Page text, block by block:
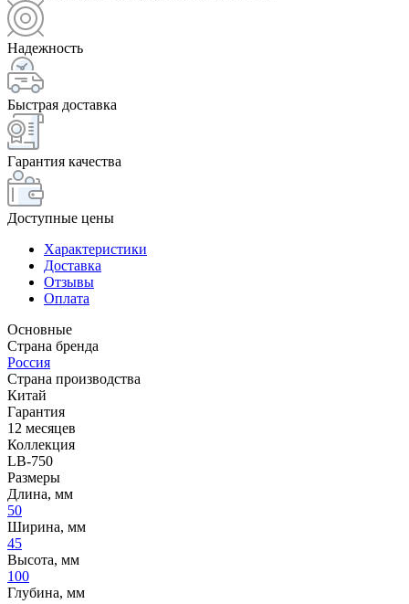
Надежность
Быстрая доставка
Гарантия качества
Доступные цены
Характеристики
Доставка
Отзывы
Оплата
Основные
Страна бренда
Россия
Страна производства
Китай
Гарантия
12 месяцев
Коллекция
LB-750
Размеры
Длина, мм
50
Ширина, мм
45
Высота, мм
100
Глубина, мм